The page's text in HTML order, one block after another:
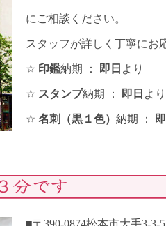
にご相談ください。
スタッフが詳しく丁寧にお
☆ 印鑑納期 ： 即日 より
☆ スタンプ納期 ： 即日 より
☆ 名刺（黒１色） 納期 ：
■〒390-0874松本市大手3-3-5